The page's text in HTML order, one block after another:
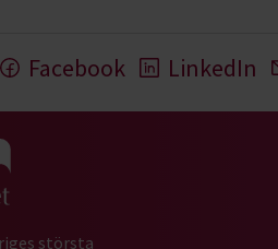
Facebook LinkedIn
startsida
största